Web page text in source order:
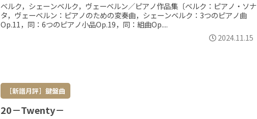
ベルク，シェーンベルク，ヴェーベルン／ピアノ作品集〔ベルク：ピアノ・ソナ
タ，ヴェーベルン：ピアノのための変奏曲，シェーンベルク：3つのピアノ曲
Op.11，同：6つのピアノ小品Op.19，同：組曲Op....
2024.11.15
［新譜月評］鍵盤曲
20－Twenty－